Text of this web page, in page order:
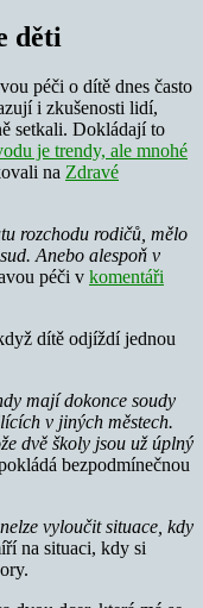
děti
péči o dítě dnes často
i zkušenosti lidí,
setkali. Dokládají to
je trendy, ale mnohé
na Zdravé
rozchodu rodičů, mělo
Anebo alespoň v
péči v komentáři
dítě odjíždí jednou
mají dokonce soudy
v jiných městech.
dvě školy jsou už úplný
bezpodmínečnou
vyloučit situace, kdy
na situaci, kdy si